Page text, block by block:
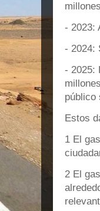
- 2023:
- 2024:
- 2025:
público
Estos
1 El
2 El